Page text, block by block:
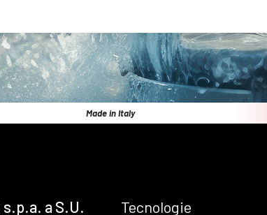
Made in Italy
s.p.a. a S.U. Tecnologie